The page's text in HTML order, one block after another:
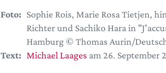
Foto: Sophie Rois, Marie Rosa Tietjen,
Richter und Sachiko Hara in
Hamburg © Thomas Aurin/
Text: Michael Laages am 26. September